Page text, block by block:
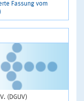
Fassung vom
(DGUV)